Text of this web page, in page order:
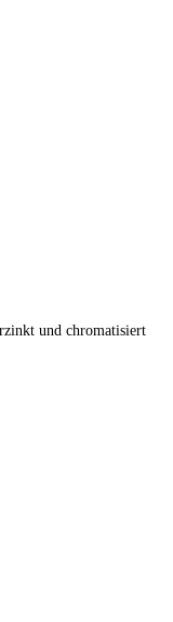
und chromatisiert